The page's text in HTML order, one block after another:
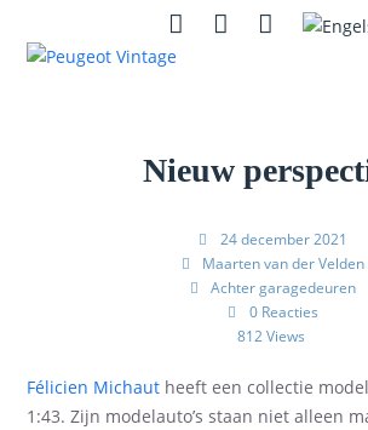
content
Instagram
Contact Zoeken
mobile
mobile
Nieuw
24 december 2021
Maarten van der Velden
Achter garagedeuren
0 Reacties
812 Views
Félicien Michaut heeft een collectie
1:43. Zijn modelauto’s staan niet alleen